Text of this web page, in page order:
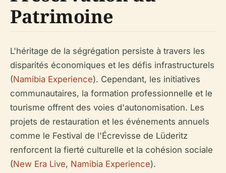
Patrimoine
L'héritage de la ségrégation persiste à travers les
disparités économiques et les défis infrastructurels
(Namibia Experience). Cependant, les initiatives
communautaires, la formation professionnelle et le
tourisme offrent des voies d'autonomisation. Les
projets de restauration et les événements annuels
comme le Festival de l'Écrevisse de Lüderitz
renforcent la fierté culturelle et la cohésion sociale
(New Era Live, Namibia Experience).